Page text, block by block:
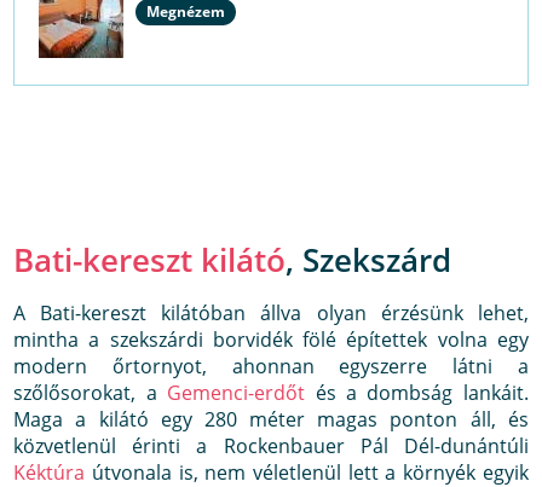
Megnézem
Bati-kereszt kilátó, Szekszárd
A Bati-kereszt kilátóban állva olyan érzésünk lehet,
mintha a szekszárdi borvidék fölé építettek volna egy
modern őrtornyot, ahonnan egyszerre látni a
szőlősorokat, a Gemenci-erdőt és a dombság lankáit.
Maga a kilátó egy 280 méter magas ponton áll, és
közvetlenül érinti a Rockenbauer Pál Dél-dunántúli
Kéktúra útvonala is, nem véletlenül lett a környék egyik